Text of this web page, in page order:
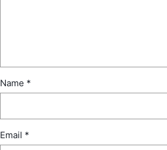
Name *
Email *